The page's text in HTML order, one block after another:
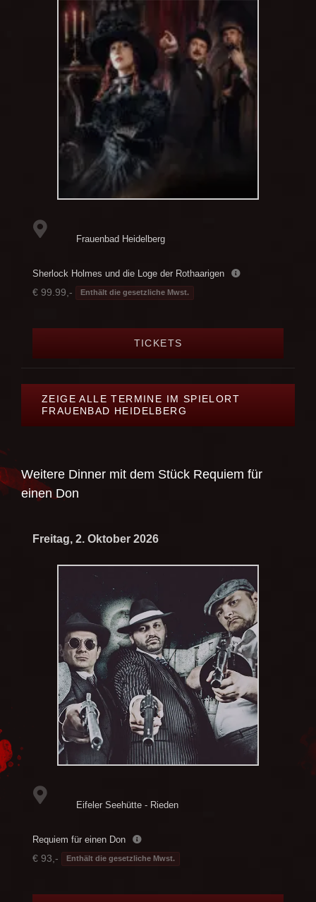
Frauenbad Heidelberg
Sherlock Holmes und die Loge der Rothaarigen
€ 99.99,- Enthält die gesetzliche Mwst.
TICKETS
ZEIGE ALLE TERMINE IM SPIELORT
FRAUENBAD HEIDELBERG
Weitere Dinner mit dem Stück Requiem für
einen Don
Freitag, 2. Oktober 2026
Eifeler Seehütte - Rieden
Requiem für einen Don
€ 93,- Enthält die gesetzliche Mwst.